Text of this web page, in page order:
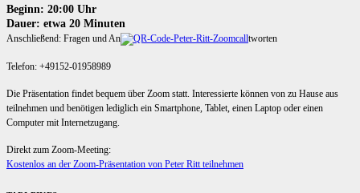
Beginn: 20:00 Uhr
Dauer: etwa 20 Minuten
Anschließend: Fragen und An tworten
Telefon: +49152-01958989
Die Präsentation findet bequem über Zoom statt. Interessierte können von zu Hause aus
teilnehmen und benötigen lediglich ein Smartphone, Tablet, einen Laptop oder einen
Computer mit Internetzugang.
Direkt zum Zoom-Meeting:
Kostenlos an der Zoom-Präsentation von Peter Ritt teilnehmen